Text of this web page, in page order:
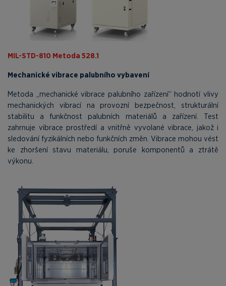
MIL-STD-810 Metoda 528.1
Mechanické vibrace palubního vybavení
Metoda „mechanické vibrace palubního zařízení“ hodnotí vlivy
mechanických vibrací na provozní bezpečnost, strukturální
stabilitu a funkčnost palubních materiálů a zařízení. Test
zahrnuje vibrace prostředí a vnitřně vyvolané vibrace, jakož i
sledování fyzikálních nebo funkčních změn. Vibrace mohou vést
ke zhoršení stavu materiálu, poruše komponentů a ztrátě
výkonu.